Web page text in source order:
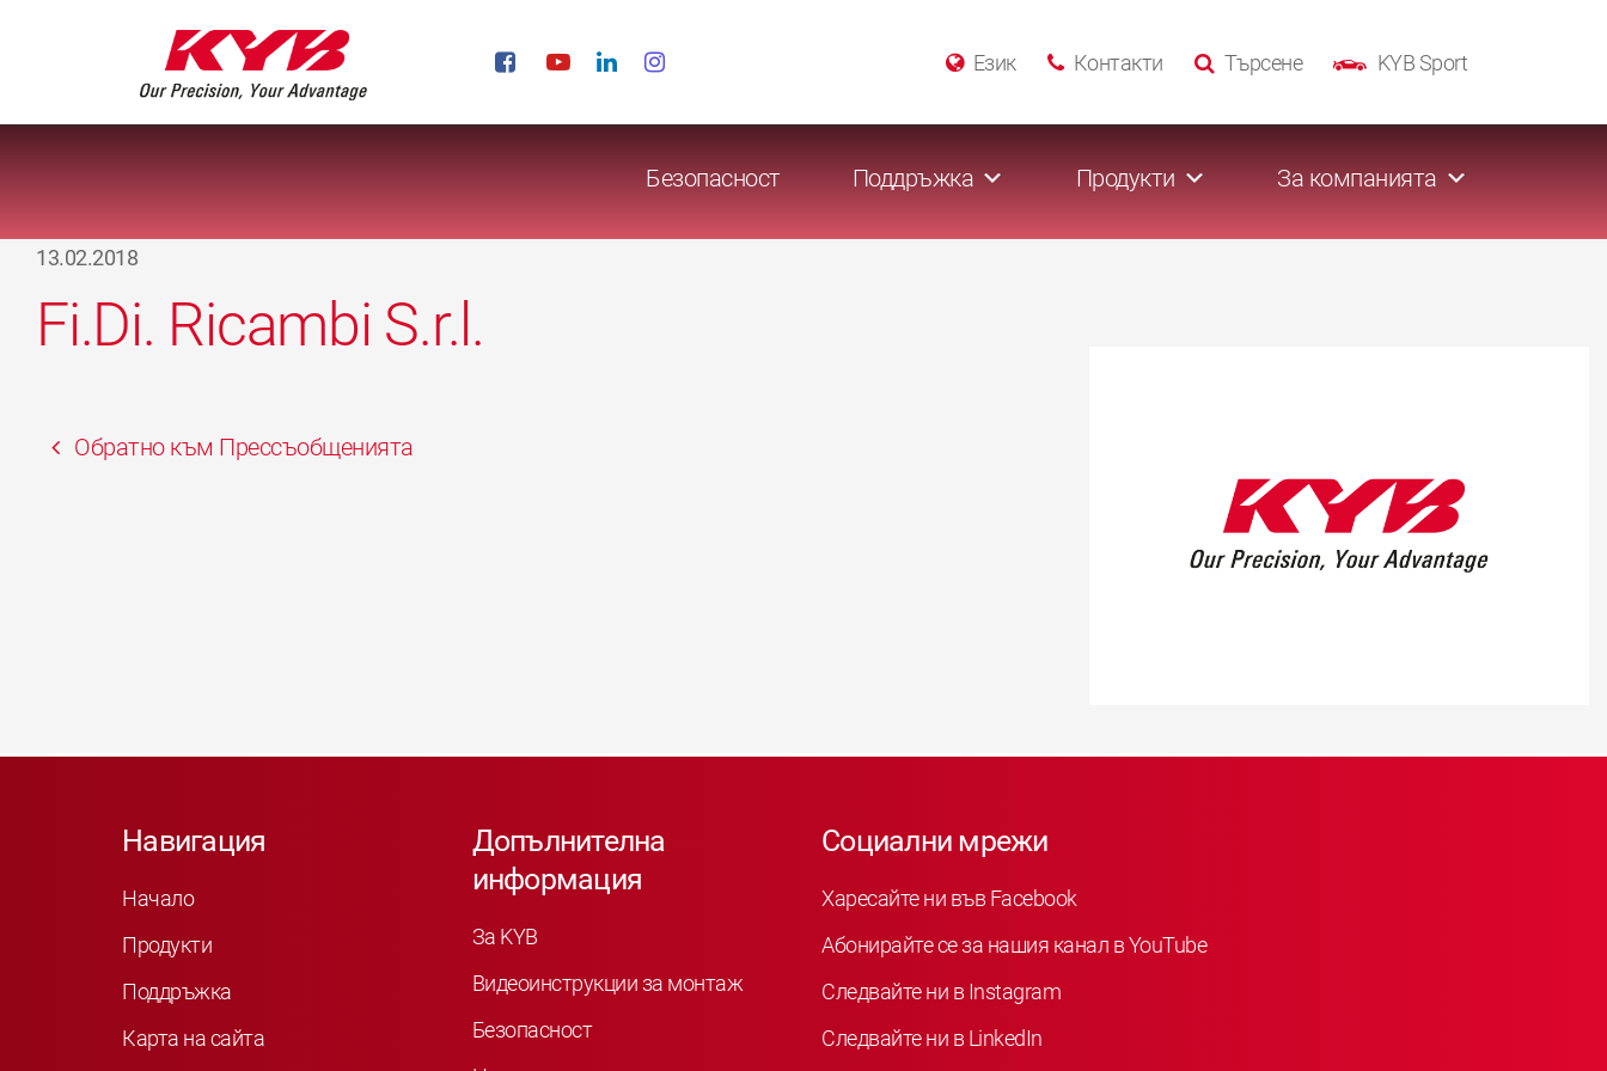
KYB Sport
Търсене
Контакти
Език
Безопасност Поддръжка Продукти За компанията
13.02.2018
Fi.Di. Ricambi S.r.l.
Обратно към Прессъобщенията
Навигация
Начало
Продукти
Поддръжка
Карта на сайта
Допълнителна
информация
За KYB
Видеоинструкции за монтаж
Безопасност
Социални мрежи
Харесайте ни във Facebook
Абонирайте се за нашия канал в YouTube
Следвайте ни в Instagram
Следвайте ни в LinkedIn